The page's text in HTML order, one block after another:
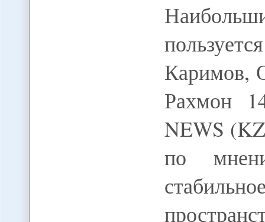
Каримов,
Рахмон
NEWS
по